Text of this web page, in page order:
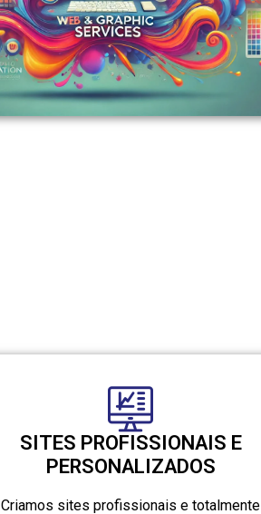
SITES PROFISSIONAIS E
PERSONALIZADOS
Criamos sites profissionais e totalmente